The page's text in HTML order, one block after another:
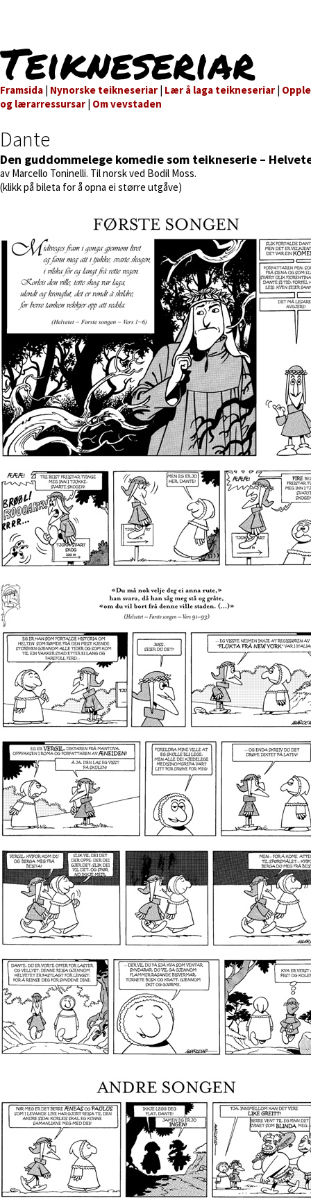
Teikneseriar
Framsida | Nynorske teikneseriar | Lær å laga teikneseriar |
og lærarressursar | Om vevstaden
Dante
Den guddommelege komedie som teikneserie –
av Marcello Toninelli. Til norsk ved Bodil Moss.
(klikk på bileta for å opna ei større utgåve)